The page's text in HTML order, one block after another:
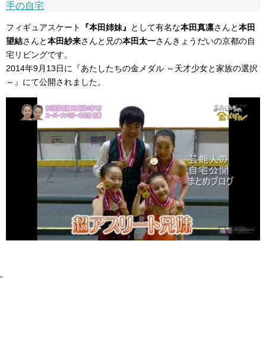
手の自宅
フィギュアスケート 『本田姉妹』 として有名な本田真凛さんと本田
望結さんと本田紗来さんと兄の本田太一さんきょうだいの京都の自
宅リビングです。
2014年9月13日に『あたしたちの金メダル ～天才少女と家族の選択
～』にて公開されました。